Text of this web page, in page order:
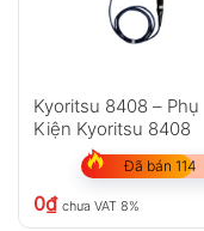
Kyoritsu 8408 – Phụ
Kiện Kyoritsu 8408
Đã bán 114
0₫ chưa VAT 8%